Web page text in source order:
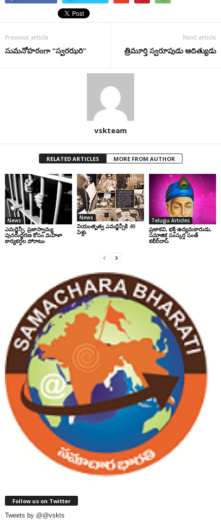
Previous article
సుమనోహరంగా “స్వరఝరి”
Next article
త్రిమూర్తి స్వరూపుడు ఆదిత్యుడు
vskteam
RELATED ARTICLES MORE FROM AUTHOR
News
ఎమర్జెన్సీ: ప్రజాస్వామ్య
పునరుద్ధరణ కోసం మహిళా
కార్యకర్తల పోరాటం
News
నియంతృత్వ ఎమర్జెన్సీకి 49
ఏళ్లు
Telugu Articles
ప్రజాకవి, భక్తి ఉద్యమకారుడు,
సమాజిక సంస్కర్త సంత్‌
కబీర్‌దాస్‌
Follow us on Twitter
Tweets by @@vskts